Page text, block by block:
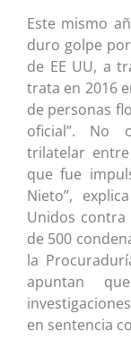
Este mismo
duro golpe
de EE UU, a
trata en 2016
de personas
oficial”. No
trilatelar entre
que fue
Nieto”,
Unidos contra
de 500
la
apuntan
en sentencia